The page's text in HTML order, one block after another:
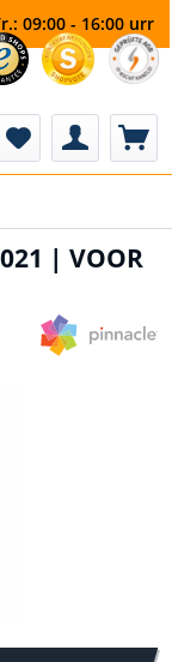
09:00 - 16:00 urr
| VOOR